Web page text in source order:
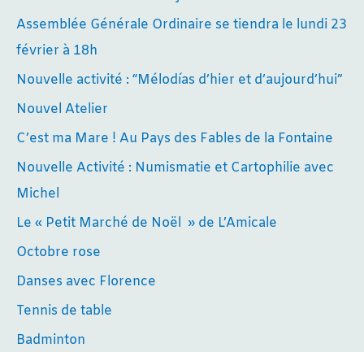
Assemblée Générale Ordinaire se tiendra le lundi 23
février à 18h
Nouvelle activité : “Mélodías d’hier et d’aujourd’hui”
Nouvel Atelier
C’est ma Mare ! Au Pays des Fables de la Fontaine
Nouvelle Activité : Numismatie et Cartophilie avec
Michel
Le « Petit Marché de Noël » de L’Amicale
Octobre rose
Danses avec Florence
Tennis de table
Badminton